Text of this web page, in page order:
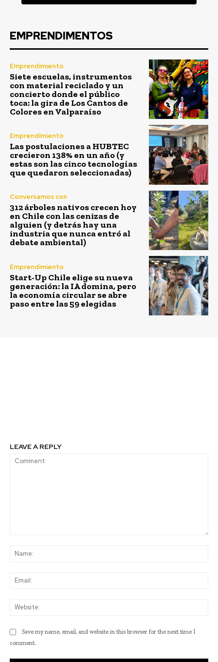
EMPRENDIMENTOS
Emprendimiento
Siete escuelas, instrumentos
con material reciclado y un
concierto donde el público
toca: la gira de Los Cantos de
Colores en Valparaíso
Emprendimiento
Las postulaciones a HUBTEC
crecieron 138% en un año (y
estas son las cinco tecnologías
que quedaron seleccionadas)
Conversamos con
312 árboles nativos crecen hoy
en Chile con las cenizas de
alguien (y detrás hay una
industria que nunca entró al
debate ambiental)
Emprendimiento
Start-Up Chile elige su nueva
generación: la IA domina, pero
la economía circular se abre
paso entre las 59 elegidas
LEAVE A REPLY
Save my name, email, and website in this browser for the next time I
comment.